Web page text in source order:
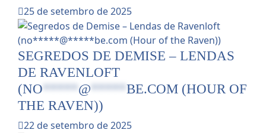
25 de setembro de 2025
SEGREDOS DE DEMISE – LENDAS
DE RAVENLOFT
(NO*****@*****BE.COM (HOUR OF
THE RAVEN))
22 de setembro de 2025